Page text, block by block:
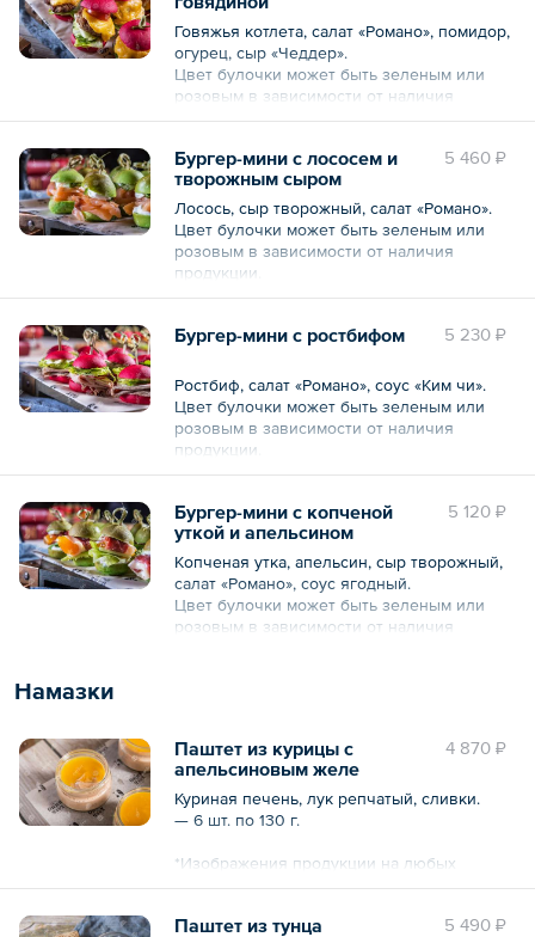
оригиналов.
Общий вес – 0.6 кг
Говяжья котлета, салат «Романо», помидор,
огурец, сыр «Чеддер».
Цвет булочки может быть зеленым или
розовым в зависимости от наличия
продукции.
*Изображения продукции на любых
фотографиях могут отличаться от
оригиналов.
5 460 ₽
Бургер-мини с лососем и
творожным сыром
Лосось, сыр творожный, салат «Романо».
Цвет булочки может быть зеленым или
розовым в зависимости от наличия
продукции.
— 5 шт. по 55 г.
*Изображения продукции на любых
оригиналов.
Общий вес – 275 г
5 230 ₽
Бургер-мини с ростбифом
Ростбиф, салат «Романо», соус «Ким чи».
Цвет булочки может быть зеленым или
розовым в зависимости от наличия
продукции.
— 5 шт. по 55 г.
*Изображения продукции на любых
фотографиях могут отличаться от
оригиналов.
Общий вес – 275 г
5 120 ₽
Бургер-мини с копченой
уткой и апельсином
Копченая утка, апельсин, сыр творожный,
салат «Романо», соус ягодный.
Цвет булочки может быть зеленым или
розовым в зависимости от наличия
оригиналов.
Общий вес – 250 г
Намазки
4 870 ₽
Паштет из курицы с
апельсиновым желе
Куриная печень, лук репчатый, сливки.
— 6 шт. по 130 г.
*Изображения продукции на любых
фотографиях могут отличаться от
5 490 ₽
Паштет из тунца